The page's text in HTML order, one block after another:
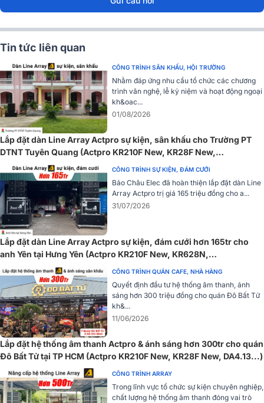
Cục đẩy công suất Actpro TD2.22 là sản phẩm được thiết kế với 2
3600W ở trở kháng 4 Ohm, vượt trội so với nhiều sản phẩm cùng
loại trên thị trường. Sản phẩm mang lại chất lượng âm thanh mạnh
mẽ, bùng nổ hơn và phù hợp để phối ghép với các cặp loa, sub có
kích thước lớn.
Mạch Class D
Cục đẩy công suất Actpro TD2.22 sử dụng mạch khuếch đại Class
D giúp tối ưu hóa hiệu quả điện năng, giảm thiểu tổn thất năng
lượng và tăng độ hiệu quả trong việc cung cấp công suất, nâng cao
hiệu quả sử dụng bền bỉ cho thiết bị.
Tin tức liên quan
CÔNG TRÌNH SÂN KHẤU, HỘI TRƯỜNG
Nhằm đáp ứng nhu cầu tổ chức các chương
trình văn nghệ, lễ kỷ niệm và hoạt động ngoại
kh&oac...
01/08/2026
Lắp đặt dàn Line Array Actpro sự kiện, sân khấu cho Trường PT
DTNT Tuyên Quang (Actpro KR210F New, KR28F New,
UTA1802DSP,…)
CÔNG TRÌNH SỰ KIỆN, ĐÁM CƯỚI
Bảo Châu Elec đã hoàn thiện lắp đặt dàn Line
Array Actpro trị giá 165 triệu đồng cho a...
31/07/2026
Lắp đặt dàn Line Array Actpro sự kiện, đám cưới hơn 165tr cho
anh Yên tại Hưng Yên (Actpro KR210F New, KR628N,
UTA1802DSP, UTA1804DSP,…)CÔNG TRÌNH QUÁN CAFE, NHÀ HÀNG
Quyết định đầu tư hệ thống âm thanh, ánh
sáng hơn 300 triệu đồng cho quán Đô Bất Tử
kh&...
11/06/2026
Lắp đặt hệ thống âm thanh Actpro & ánh sáng hơn 300tr cho quán
Đô Bất Tử tại TP HCM (Actpro KR210F New, KR28F New, DA4.13...)
CÔNG TRÌNH ARRAY
Trong lĩnh vực tổ chức sự kiện chuyên nghiệp,
chất lượng hệ thống âm thanh đóng vai trò